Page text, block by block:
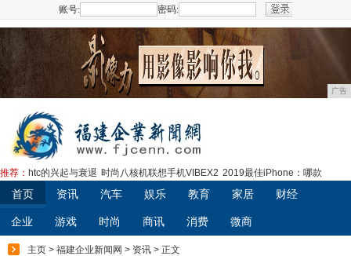
账号: 密码:
广告
推荐： htc的兴起与衰退 时尚八核机联想手机VIBEX2 2019最佳iPhone：哪款
首页 资讯 汽车 娱乐 教育 家居 财经
企业 游戏 时尚 商讯 消费 微商
主页 > 福建企业新闻网 > 资讯 > 正文